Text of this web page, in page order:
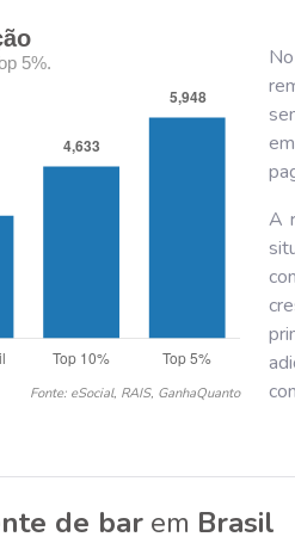
5%.
Fonte: eSocial, RAIS, GanhaQuanto
em
A
de bar em Brasil